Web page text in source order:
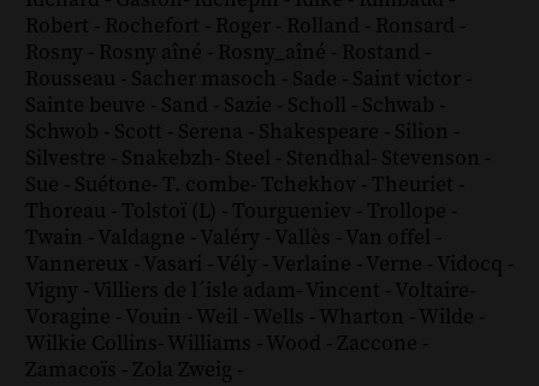
Robert - Rochefort - Roger - Rolland - Ronsard -
Rosny - Rosny aîné - Rosny_aîné - Rostand -
Rousseau - Sacher masoch - Sade - Saint victor -
Sainte beuve - Sand - Sazie - Scholl - Schwab -
Schwob - Scott - Serena - Shakespeare - Silion -
Silvestre - Snakebzh- Steel - Stendhal- Stevenson -
Sue - Suétone- T. combe- Tchekhov - Theuriet -
Thoreau - Tolstoï (L) - Tourgueniev - Trollope -
Twain - Valdagne - Valéry - Vallès - Van offel -
Vannereux - Vasari - Vély - Verlaine - Verne - Vidocq -
Vigny - Villiers de l´isle adam- Vincent - Voltaire-
Voragine - Vouin - Weil - Wells - Wharton - Wilde -
Wilkie Collins- Williams - Wood - Zaccone -
Zamacoïs - Zola Zweig -